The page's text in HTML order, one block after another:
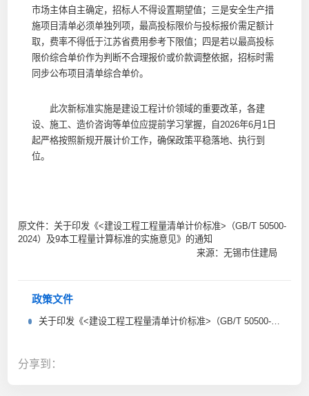
市场主体自主确定，招标人不得设置期望值；三是安全生产措
施项目清单必须单独列项，最高投标限价与投标报价需足额计
取，费率不得低于江苏省费用参考下限值；四是若以最高投标
限价综合单价作为判断不合理报价或价款调整依据，招标时需
同步公布项目清单综合单价。
此次新标准实施是建设工程计价领域的重要改革，各建
设、施工、造价咨询等单位应提前学习掌握，自2026年6月1日
起严格按照新规开展计价工作，确保政策平稳落地、执行到
位。
原文件：关于印发《<建设工程工程量清单计价标准>（GB/T 50500-
2024）及9本工程量计算标准的实施意见》的通知
来源：无锡市住建局
政策文件
关于印发《<建设工程工程量清单计价标准>（GB/T 50500-2024）及9本工程量计算标准的实施意见》的通知
分享到：